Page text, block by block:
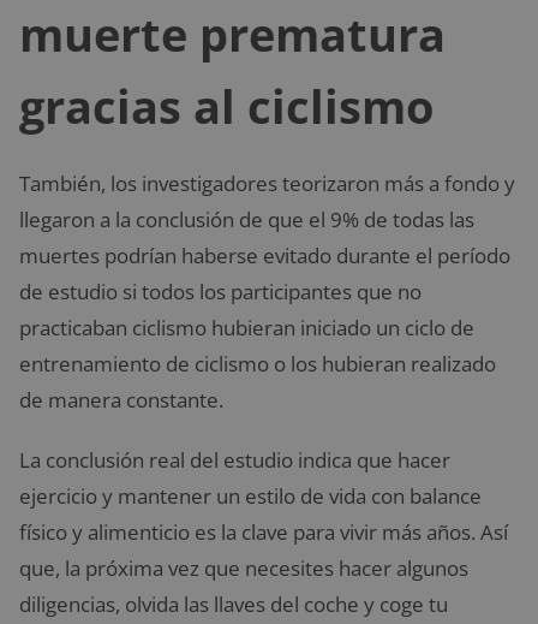
muerte prematura
gracias al ciclismo
También, los investigadores teorizaron más a fondo y
llegaron a la conclusión de que el 9% de todas las
muertes podrían haberse evitado durante el período
de estudio si todos los participantes que no
practicaban ciclismo hubieran iniciado un ciclo de
entrenamiento de ciclismo o los hubieran realizado
de manera constante.
La conclusión real del estudio indica que hacer
ejercicio y mantener un estilo de vida con balance
físico y alimenticio es la clave para vivir más años. Así
que, la próxima vez que necesites hacer algunos
diligencias, olvida las llaves del coche y coge tu